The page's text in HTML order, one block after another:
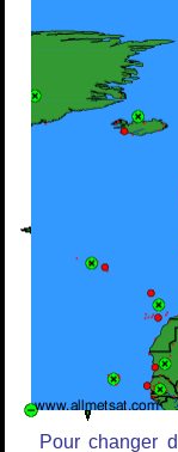
Pour changer